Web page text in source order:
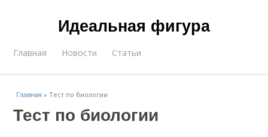
Идеальная фигура
Главная Новости Статьи
Главная »Тест по биологии
Тест по биологии